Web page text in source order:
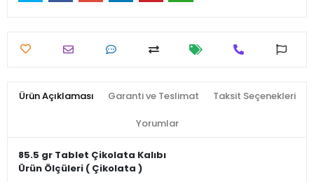
Ürün Açıklaması Garanti ve Teslimat Taksit Seçenekleri
Yorumlar
85.5 gr Tablet Çikolata Kalıbı
Ürün Ölçüleri ( Çikolata )